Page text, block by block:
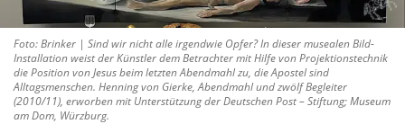
Foto: Brinker | Sind wir nicht alle irgendwie Opfer? In dieser musealen Bild-
Installation weist der Künstler dem Betrachter mit Hilfe von Projektionstechnik
die Position von Jesus beim letzten Abendmahl zu, die Apostel sind
Alltagsmenschen. Henning von Gierke, Abendmahl und zwölf Begleiter
(2010/11), erworben mit Unterstützung der Deutschen Post – Stiftung; Museum
am Dom, Würzburg.